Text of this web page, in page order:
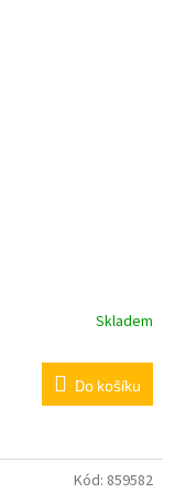
Skladem
Do košíku
Kód: 859582